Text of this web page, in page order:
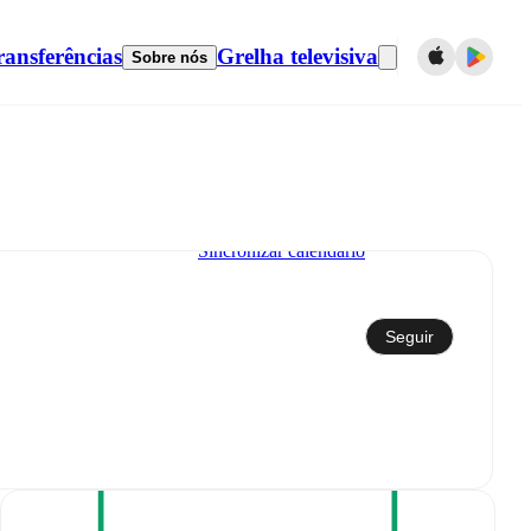
Sobre nós Grelha televisiva
Sincronizar calendário
Seguir